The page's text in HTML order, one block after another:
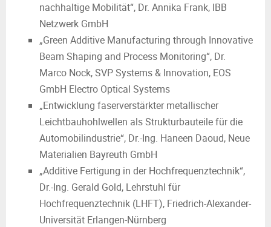
nachhaltige Mobilität“, Dr. Annika Frank, IBB
Netzwerk GmbH
„Green Additive Manufacturing through Innovative
Beam Shaping and Process Monitoring“, Dr.
Marco Nock, SVP Systems & Innovation, EOS
GmbH Electro Optical Systems
„Entwicklung faserverstärkter metallischer
Leichtbauhohlwellen als Strukturbauteile für die
Automobilindustrie“, Dr.-Ing. Haneen Daoud, Neue
Materialien Bayreuth GmbH
„Additive Fertigung in der Hochfrequenztechnik“,
Dr.-Ing. Gerald Gold, Lehrstuhl für
Hochfrequenztechnik (LHFT), Friedrich-Alexander-
Universität Erlangen-Nürnberg